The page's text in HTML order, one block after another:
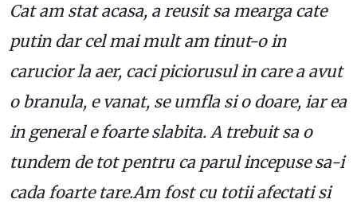
Cat am stat acasa, a reusit sa mearga cate
putin dar cel mai mult am tinut-o in
carucior la aer, caci piciorusul in care a avut
o branula, e vanat, se umfla si o doare, iar ea
in general e foarte slabita. A trebuit sa o
tundem de tot pentru ca parul incepuse sa-i
cada foarte tare.Am fost cu totii afectati si